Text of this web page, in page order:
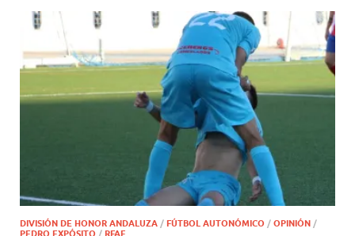
DIVISIÓN DE HONOR ANDALUZA / FÚTBOL AUTONÓMICO / OPINIÓN /
PEDRO EXPÓSITO / RFAF